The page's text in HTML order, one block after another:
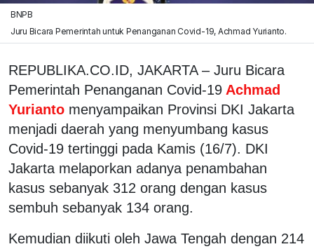
BNPB
Juru Bicara Pemerintah untuk Penanganan Covid-19, Achmad Yurianto.
REPUBLIKA.CO.ID, JAKARTA – Juru Bicara
Pemerintah Penanganan Covid-19 Achmad
Yurianto menyampaikan Provinsi DKI Jakarta
menjadi daerah yang menyumbang kasus
Covid-19 tertinggi pada Kamis (16/7). DKI
Jakarta melaporkan adanya penambahan
kasus sebanyak 312 orang dengan kasus
sembuh sebanyak 134 orang.
Kemudian diikuti oleh Jawa Tengah dengan 214